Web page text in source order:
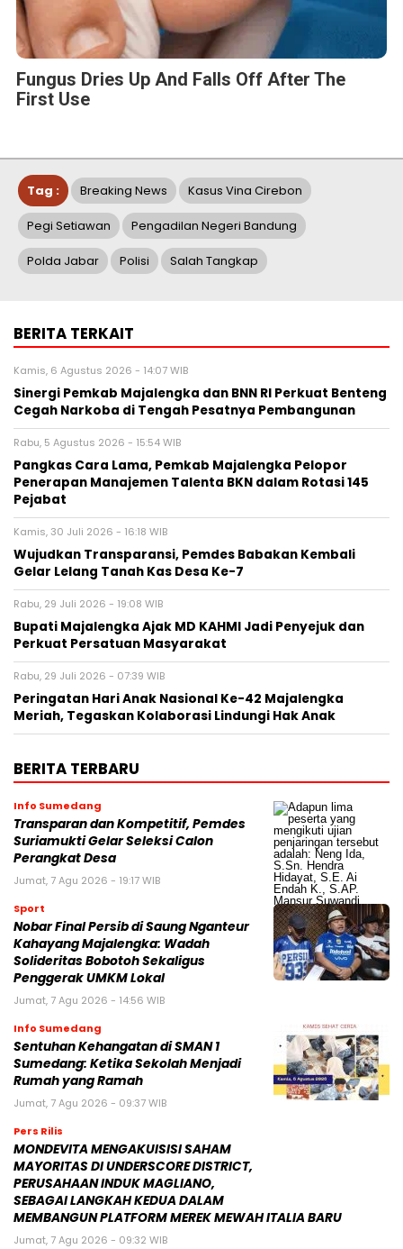
Fungus Dries Up And Falls Off After The
First Use
Tag : Breaking News Kasus Vina Cirebon
Pegi Setiawan Pengadilan Negeri Bandung
Polda Jabar Polisi Salah Tangkap
BERITA TERKAIT
Kamis, 6 Agustus 2026 - 14:07 WIB
Sinergi Pemkab Majalengka dan BNN RI Perkuat Benteng
Cegah Narkoba di Tengah Pesatnya Pembangunan
Rabu, 5 Agustus 2026 - 15:54 WIB
Pangkas Cara Lama, Pemkab Majalengka Pelopor
Penerapan Manajemen Talenta BKN dalam Rotasi 145
Pejabat
Kamis, 30 Juli 2026 - 16:18 WIB
Wujudkan Transparansi, Pemdes Babakan Kembali
Gelar Lelang Tanah Kas Desa Ke-7
Rabu, 29 Juli 2026 - 19:08 WIB
Bupati Majalengka Ajak MD KAHMI Jadi Penyejuk dan
Perkuat Persatuan Masyarakat
Rabu, 29 Juli 2026 - 07:39 WIB
Peringatan Hari Anak Nasional Ke-42 Majalengka
Meriah, Tegaskan Kolaborasi Lindungi Hak Anak
BERITA TERBARU
Info Sumedang
Transparan dan Kompetitif, Pemdes
Suriamukti Gelar Seleksi Calon
Perangkat Desa
Jumat, 7 Agu 2026 - 19:17 WIB
Sport
Nobar Final Persib di Saung Nganteur
Kahayang Majalengka: Wadah
Solideritas Bobotoh Sekaligus
Penggerak UMKM Lokal
Jumat, 7 Agu 2026 - 14:56 WIB
Info Sumedang
Sentuhan Kehangatan di SMAN 1
Sumedang: Ketika Sekolah Menjadi
Rumah yang Ramah
Jumat, 7 Agu 2026 - 09:37 WIB
Pers Rilis
MONDEVITA MENGAKUISISI SAHAM
MAYORITAS DI UNDERSCORE DISTRICT,
PERUSAHAAN INDUK MAGLIANO,
SEBAGAI LANGKAH KEDUA DALAM
MEMBANGUN PLATFORM MEREK MEWAH ITALIA BARU
Jumat, 7 Agu 2026 - 09:32 WIB